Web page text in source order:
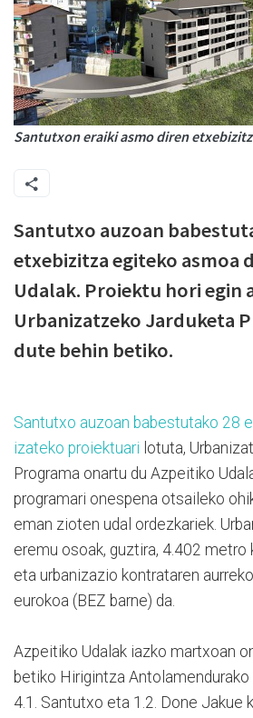
Santutxon eraiki asmo diren
Santutxo auzoan
etxebizitza egiteko asmoa
Udalak. Proiektu hori egin
Urbanizatzeko Jarduketa
dute behin betiko.
Santutxo auzoan babestutako 28
izateko proiektuari lotuta,
Programa onartu du Azpeitiko
programari onespena otsaileko
eman zioten udal ordezkariek.
eremu osoak, guztira, 4.402 metro
eta urbanizazio kontrataren
eurokoa (BEZ barne) da.
Azpeitiko Udalak iazko martxoan
betiko Hirigintza Antolamendurako
4.1. Santutxo eta 1.2. Done Jakue